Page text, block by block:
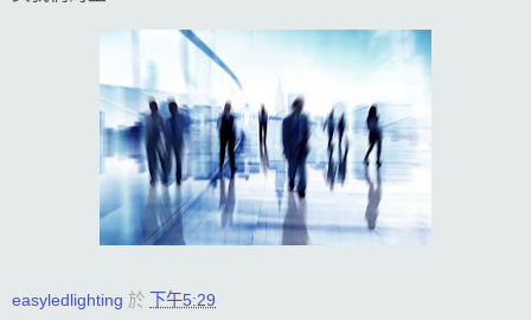
easyledlighting 於 下午5:29